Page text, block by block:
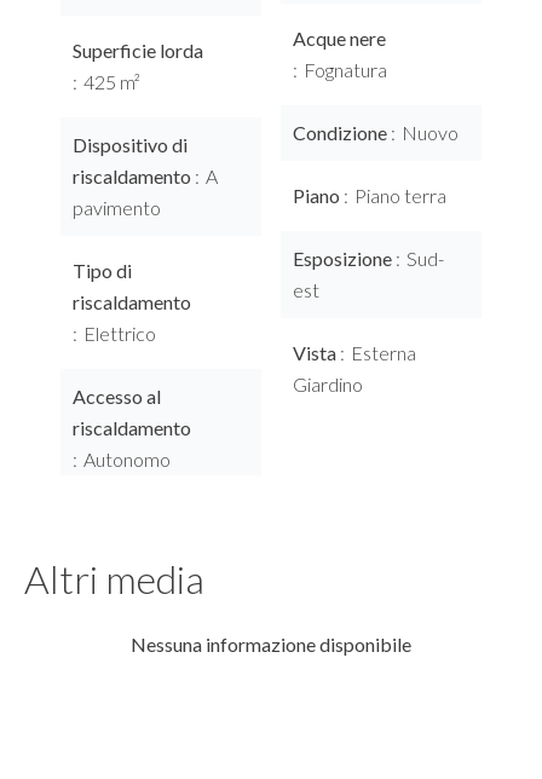
Superficie lorda
425 m²
Dispositivo di
riscaldamento
A
pavimento
Tipo di
riscaldamento
Elettrico
Accesso al
riscaldamento
Autonomo
Acque nere
Fognatura
Condizione Nuovo
Piano Piano terra
Esposizione
Sud-
est
Vista
Esterna
Giardino
Altri media
Nessuna informazione disponibile